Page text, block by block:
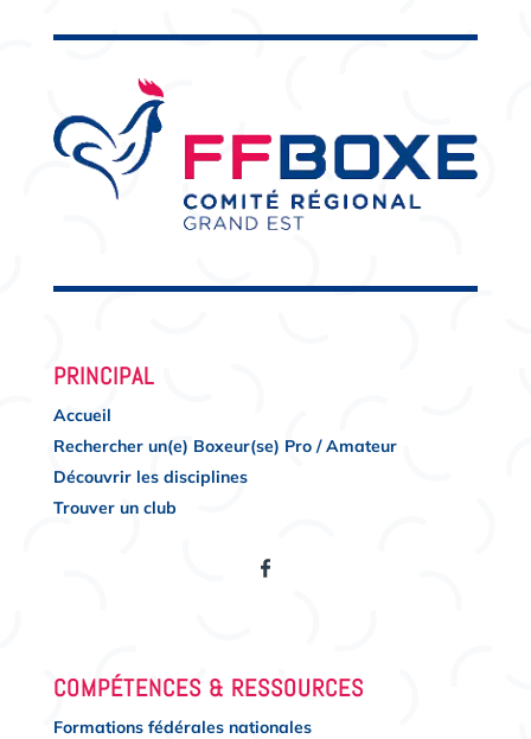
PRINCIPAL
Accueil
Rechercher un(e) Boxeur(se) Pro / Amateur
Découvrir les disciplines
Trouver un club
COMPÉTENCES & RESSOURCES
Formations fédérales nationales